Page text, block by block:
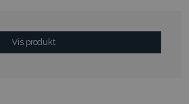
Vis produkt